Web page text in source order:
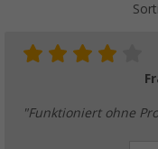
"Funktioniert ohne